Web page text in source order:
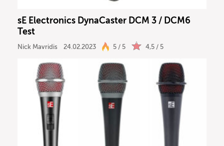
sE Electronics DynaCaster DCM 3 / DCM6
Test
Nick Mavridis 24.02.2023 5 / 5 4,5 / 5